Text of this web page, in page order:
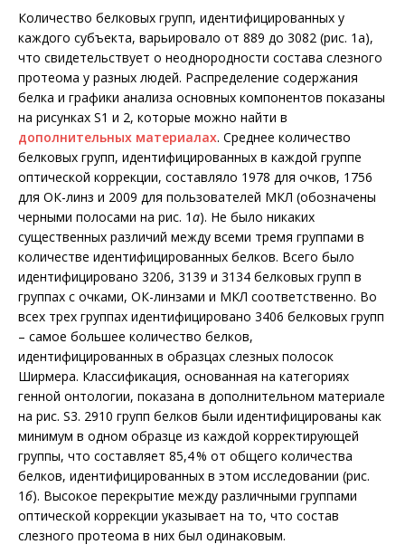
Количество белковых групп, идентифицированных у
каждого субъекта, варьировало от 889 до 3082 (рис. 1а),
что свидетельствует о неоднородности состава слезного
протеома у разных людей. Распределение содержания
белка и графики анализа основных компонентов показаны
на рисунках S1 и 2, которые можно найти в
дополнительных материалах. Среднее количество
белковых групп, идентифицированных в каждой группе
оптической коррекции, составляло 1978 для очков, 1756
для ОК-линз и 2009 для пользователей МКЛ (обозначены
черными полосами на рис. 1а). Не было никаких
существенных различий между всеми тремя группами в
количестве идентифицированных белков. Всего было
идентифицировано 3206, 3139 и 3134 белковых групп в
группах с очками, ОК-линзами и МКЛ соответственно. Во
всех трех группах идентифицировано 3406 белковых групп
– самое большее количество белков,
идентифицированных в образцах слезных полосок
Ширмера. Классификация, основанная на категориях
генной онтологии, показана в дополнительном материале
на рис. S3. 2910 групп белков были идентифицированы как
минимум в одном образце из каждой корректирующей
группы, что составляет 85,4 % от общего количества
белков, идентифицированных в этом исследовании (рис.
1б). Высокое перекрытие между различными группами
оптической коррекции указывает на то, что состав
слезного протеома в них был одинаковым.